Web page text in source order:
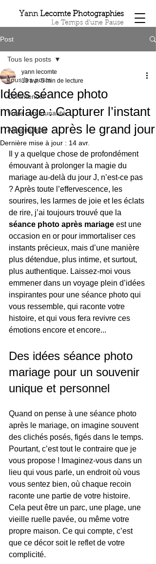
Yann Lecomte Photographies
Le Temps d'une Pause
Post
Tous les posts
Commencer
Votre communauté
Astuces blog
Tous les posts
Idées séance photo
mariage : Capturer l’instant
magique après le grand jour
yann lecomte
13 avr. 5 min de lecture
Dernière mise à jour : 14 avr.
Il y a quelque chose de profondément
émouvant à prolonger la magie du
mariage au-delà du jour J, n’est-ce pas
? Après toute l’effervescence, les
sourires, les larmes de joie et les éclats
de rire, j’ai toujours trouvé que la
séance photo après mariage est une
occasion en or pour immortaliser ces
instants précieux, mais d’une manière
plus détendue, plus intime, et surtout,
plus authentique. Laissez-moi vous
emmener dans un voyage plein d’idées
inspirantes pour une séance photo qui
vous ressemble, qui raconte votre
histoire, et qui vous fera revivre ces
émotions encore et encore...
Des idées séance photo
mariage pour un souvenir
unique et personnel
Quand on pense à une séance photo
après le mariage, on imagine souvent
des clichés posés, figés dans le temps.
Pourtant, c’est tout le contraire que je
vous propose ! Imaginez-vous dans un
lieu qui vous parle, un endroit où vous
vous sentez bien, où chaque recoin
raconte une partie de votre histoire.
Cela peut être un parc, une plage, une
vieille ruelle pavée, ou même votre
propre maison. Ce qui compte, c’est
que ce décor soit le reflet de votre
complicité.